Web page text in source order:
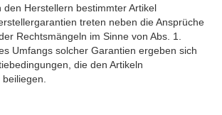
den Herstellern bestimmter Artikel
treten neben die Ansprüche
Rechtsmängeln im Sinne von Abs. 1.
Umfangs solcher Garantien ergeben sich
die den Artikeln